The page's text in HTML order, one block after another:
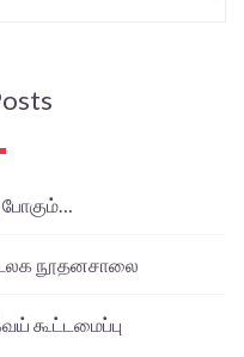
நூதனசாலை
கூட்டமைப்பு